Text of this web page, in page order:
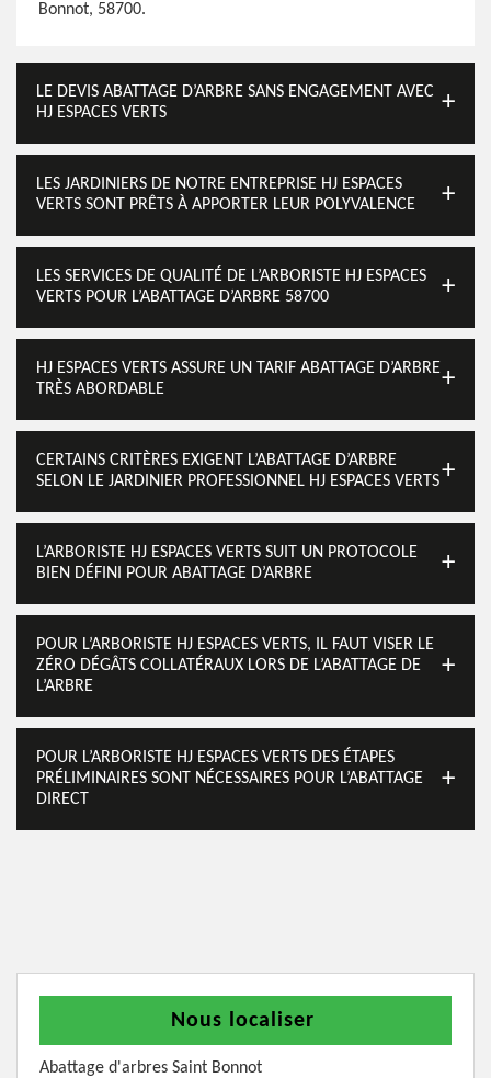
Bonnot, 58700.
LE DEVIS ABATTAGE D’ARBRE SANS ENGAGEMENT AVEC
HJ ESPACES VERTS
LES JARDINIERS DE NOTRE ENTREPRISE HJ ESPACES
VERTS SONT PRÊTS À APPORTER LEUR POLYVALENCE
LES SERVICES DE QUALITÉ DE L’ARBORISTE HJ ESPACES
VERTS POUR L’ABATTAGE D’ARBRE 58700
HJ ESPACES VERTS ASSURE UN TARIF ABATTAGE D’ARBRE
TRÈS ABORDABLE
CERTAINS CRITÈRES EXIGENT L’ABATTAGE D’ARBRE
SELON LE JARDINIER PROFESSIONNEL HJ ESPACES VERTS
L’ARBORISTE HJ ESPACES VERTS SUIT UN PROTOCOLE
BIEN DÉFINI POUR ABATTAGE D’ARBRE
POUR L’ARBORISTE HJ ESPACES VERTS, IL FAUT VISER LE
ZÉRO DÉGÂTS COLLATÉRAUX LORS DE L’ABATTAGE DE
L’ARBRE
POUR L’ARBORISTE HJ ESPACES VERTS DES ÉTAPES
PRÉLIMINAIRES SONT NÉCESSAIRES POUR L’ABATTAGE
DIRECT
Nous localiser
Abattage d'arbres Saint Bonnot